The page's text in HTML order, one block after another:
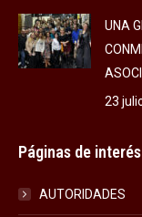
UNA
23
Páginas de interés
AUTORIDADES